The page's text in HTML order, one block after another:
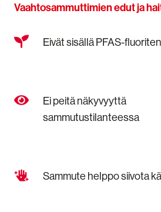
Vaahtosammuttimien edut ja
Eivät sisällä PFAS-
Eivät
Ei peitä näkyvyyttä
sammutustilanteessa
Ei
näkyvyyttä
Sammute helppo siivota
Sammute